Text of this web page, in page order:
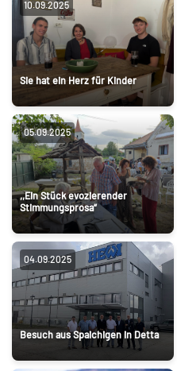
10.09.2025
Sie hat ein Herz für Kinder
05.09.2025
,,Ein Stück evozierender
Stimmungsprosa“
04.09.2025
Besuch aus Spaichigen in Detta